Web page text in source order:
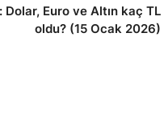
Euro ve Altın kaç TL
oldu? (15 Ocak 2026)